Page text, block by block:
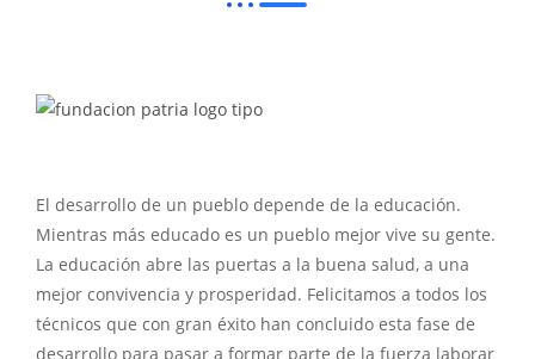
El desarrollo de un pueblo depende de la educación.
Mientras más educado es un pueblo mejor vive su gente.
La educación abre las puertas a la buena salud, a una
mejor convivencia y prosperidad. Felicitamos a todos los
técnicos que con gran éxito han concluido esta fase de
desarrollo para pasar a formar parte de la fuerza laborar